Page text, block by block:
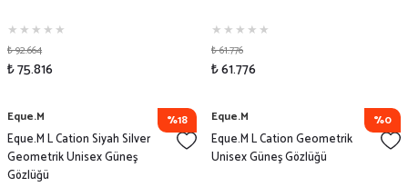
₺ 92.664
₺ 75.816
₺ 61.776
₺ 61.776
%18
Eque.M
Eque.M L Cation Siyah Silver
Geometrik Unisex Güneş
Gözlüğü
%0
Eque.M
Eque.M L Cation Geometrik
Unisex Güneş Gözlüğü